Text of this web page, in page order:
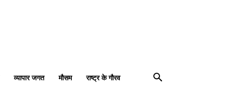
व्यापार जगत मौसम राष्ट्र के गौरव